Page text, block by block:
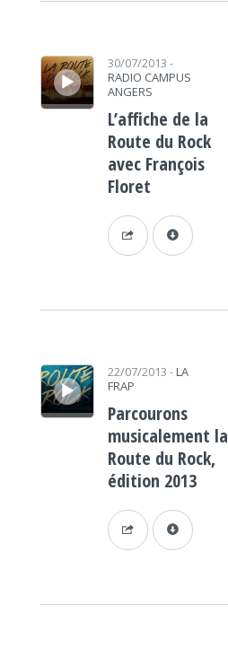
Lecteur audio 30/07/2013 -
RADIO CAMPUS
ANGERS
L’affiche de la
Route du Rock
avec François
Floret
Lecteur audio 22/07/2013 - LA
FRAP
Parcourons
musicalement la
Route du Rock,
édition 2013